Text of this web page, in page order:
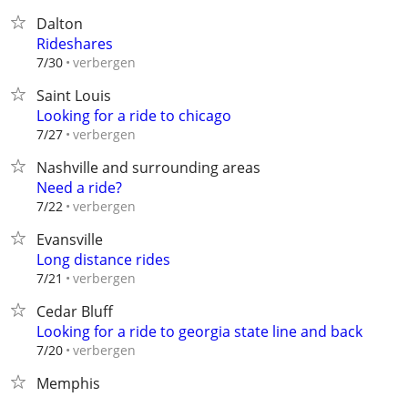
Dalton
Rideshares
7/30 verbergen
Saint Louis
Looking for a ride to chicago
7/27 verbergen
Nashville and surrounding areas
Need a ride?
7/22 verbergen
Evansville
Long distance rides
7/21 verbergen
Cedar Bluff
Looking for a ride to georgia state line and back
7/20 verbergen
Memphis